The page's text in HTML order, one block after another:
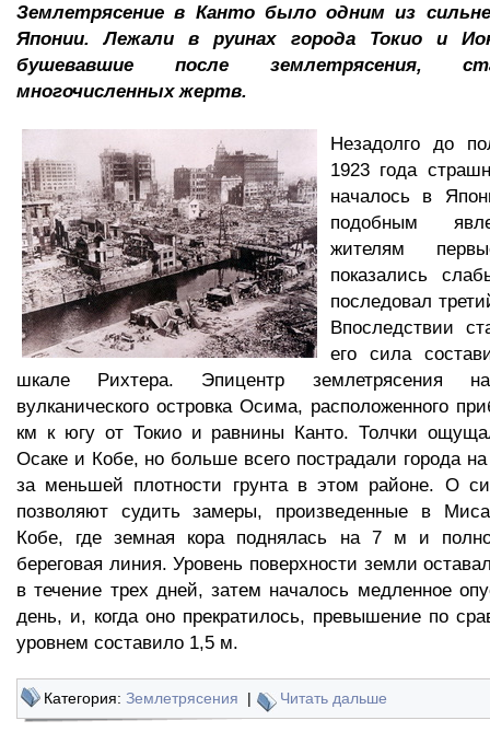
Землетрясение в Канто было одним из
Японии. Лежали в руинах города Токио и
бушевавшие после землетрясения,
многочисленных жертв.
Незадолго до
1923 года
началось в
подобным
жителям
показались
последовал
Впоследствии
его сила
шкале Рихтера. Эпицентр землетрясения
вулканического островка Осима, расположенного
км к югу от Токио и равнины Канто. Толчки
Осаке и Кобе, но больше всего пострадали города
за меньшей плотности грунта в этом районе. О
позволяют судить замеры, произведенные в
Кобе, где земная кора поднялась на 7 м и
береговая линия. Уровень поверхности земли
в течение трех дней, затем началось медленное
день, и, когда оно прекратилось, превышение по
уровнем составило 1,5 м.
Категория: Землетрясения | Читать дальше